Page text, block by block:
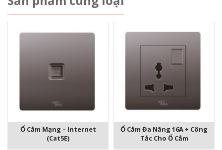
Ổ Cắm Mạng – Internet
(Cat5E)
Ổ Cắm Đa Năng 16A + Công
Tắc Cho Ổ Cắm